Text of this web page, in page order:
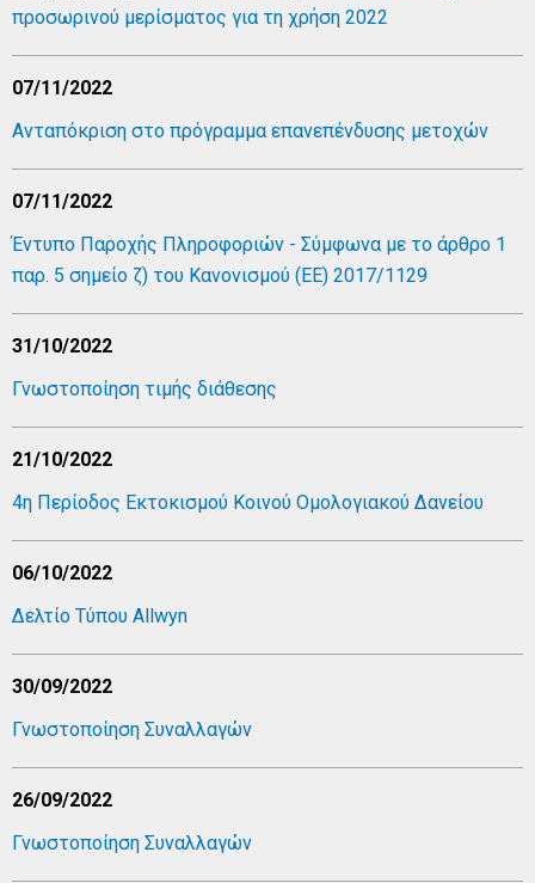
προσωρινού μερίσματος για τη χρήση 2022
07/11/2022
Ανταπόκριση στο πρόγραμμα επανεπένδυσης μετοχών
07/11/2022
Έντυπο Παροχής Πληροφοριών - Σύμφωνα με το άρθρο 1
παρ. 5 σημείο ζ) του Κανονισμού (ΕΕ) 2017/1129
31/10/2022
Γνωστοποίηση τιμής διάθεσης
21/10/2022
4η Περίοδος Εκτοκισμού Κοινού Ομολογιακού Δανείου
06/10/2022
Δελτίο Τύπου Allwyn
30/09/2022
Γνωστοποίηση Συναλλαγών
26/09/2022
Γνωστοποίηση Συναλλαγών